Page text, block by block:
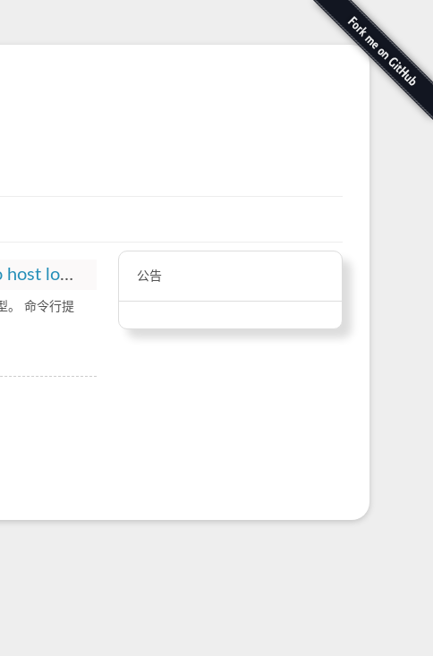
windows ERROR [open_webui.routers.ollama] Connection error: Cannot connect to host localhost:11434 ssl:default
。 命令行提
公告